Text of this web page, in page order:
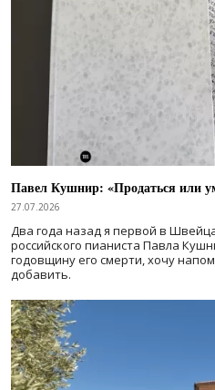
Павел Кушнир: «Продаться или
27.07.2026
Два года назад я первой в
российского пианиста Павла
годовщину его смерти, хочу
добавить.